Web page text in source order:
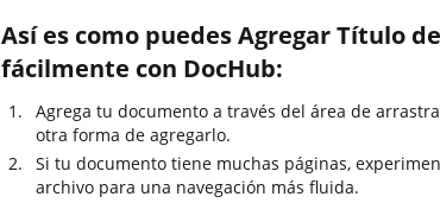
Así es como puedes Agregar Título
fácilmente con DocHub:
Agrega tu documento a través del área de
otra forma de agregarlo.
Si tu documento tiene muchas páginas,
archivo para una navegación más fluida.